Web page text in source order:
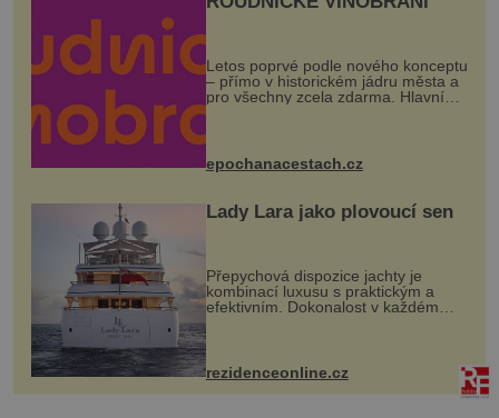
Letos poprvé podle nového konceptu
– přímo v historickém jádru města a
pro všechny zcela zdarma. Hlavní
program se odehraje na Karlově a
mohou těšit na víno, burčák, pes...
epochanacestach.cz
Lady Lara jako plovoucí sen
Přepychová dispozice jachty je
kombinací luxusu s praktickým a
efektivním. Dokonalost v každém
detailu představuje značka Fendi
Casa, kterou byly vybaveny její
paluby. Monacký přístav nabízí
každoročn...
rezidenceonline.cz